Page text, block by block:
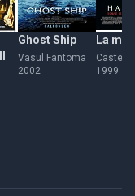
Ghost Ship
Vasul Fantoma
2002
La
1999